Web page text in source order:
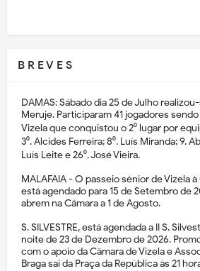
B R E V E S
DAMAS: Sábado dia 25 de Julho
Meruje. Participaram 41 jogadores
Vizela que conquistou o 2⁰ lugar por
3⁰. Alcides Ferreira; 8⁰. Luís Miranda; 9.
Luís Leite e 26⁰. José Vieira.
MALAFAIA - O passeio sénior de Vizela
está agendado para 15 de Setembro de
abrem na Câmara a 1 de Agosto.
S. SILVESTRE, está agendada a II S.
noite de 23 de Dezembro de 2026.
com o apoio da Câmara de Vizela e
Braga sai da Praça da República às 21